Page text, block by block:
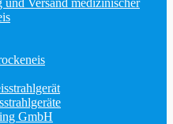
Versand medizinischer
GmbH